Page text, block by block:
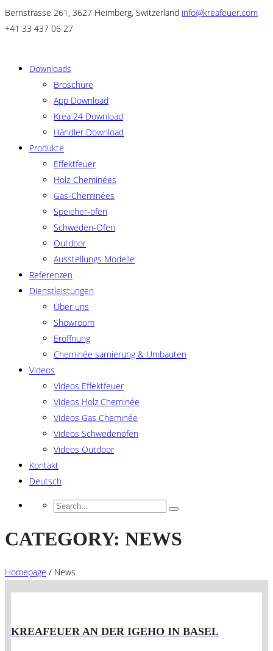
Bernstrasse 261, 3627 Heimberg, Switzerland info@kreafeuer.com
+41 33 437 06 27
Downloads
Broschüre
App Download
Krea 24 Download
Händler Download
Produkte
Effektfeuer
Holz-Cheminées
Gas-Cheminées
Speicher-ofen
Schweden-Ofen
Outdoor
Ausstellungs Modelle
Referenzen
Dienstleistungen
Über uns
Showroom
Eröffnung
Cheminée sarnierung & Umbauten
Videos
Videos Effektfeuer
Videos Holz Cheminée
Videos Gas Cheminée
Videos Schwedenöfen
Videos Outdoor
Kontakt
Deutsch
CATEGORY: NEWS
Homepage / News
KREAFEUER AN DER IGEHO IN BASEL